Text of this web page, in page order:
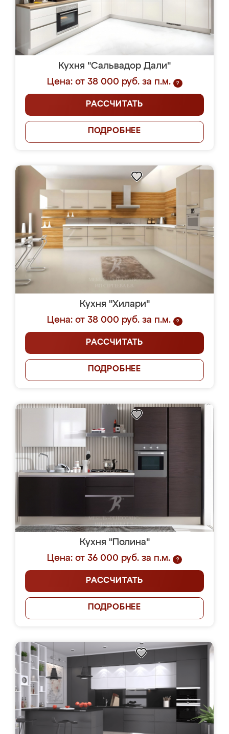
Кухня "Сальвадор Дали"
Цена: от 38 000 руб. за п.м.
?
РАССЧИТАТЬ
ПОДРОБНЕЕ
Кухня "Хилари"
Цена: от 38 000 руб. за п.м.
?
РАССЧИТАТЬ
ПОДРОБНЕЕ
Кухня "Полина"
Цена: от 36 000 руб. за п.м.
?
РАССЧИТАТЬ
ПОДРОБНЕЕ